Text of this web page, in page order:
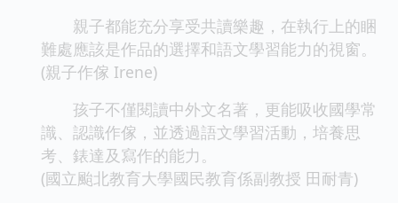
親子都能充分享受共讀樂趣，在執行上的睏
難處應該是作品的選擇和語文學習能力的視窗。
(親子作傢 Irene)
孩子不僅閱讀中外文名著，更能吸收國學常
識、認識作傢，並透過語文學習活動，培養思
考、錶達及寫作的能力。
(國立颱北教育大學國民教育係副教授 田耐青)